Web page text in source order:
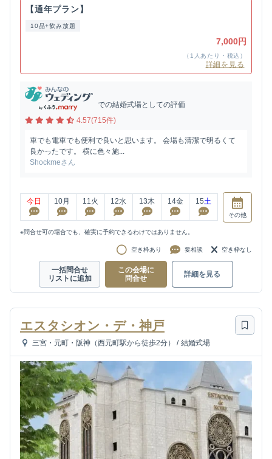
【通年プラン】
10品+飲み放題
7,000円
（1人あたり・税込）
詳細を見る
での結婚式場としての評価
4.57(715件)
車でも電車でも便利で良いと思います。 会場も清潔で明るくて
良かったです。 横に色々施...
Shockmeさん
今日 10月 11火 12水 13木 14金 15土
その他
※問合せ可の場合でも、確実に予約できるわけではありません。
空き枠あり 要相談 空き枠なし
一括問合せ
リストに追加
この会場に
問合せ
詳細を見る
エスタシオン・デ・神戸
三宮・元町・阪神（西元町駅から徒歩2分） / 結婚式場